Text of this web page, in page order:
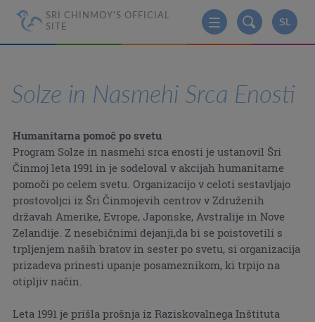
SRI CHINMOY'S OFFICIAL
SITE
SL
Solze in Nasmehi Srca Enosti
Humanitarna pomoč po svetu
Program Solze in nasmehi srca enosti je ustanovil Šri
Činmoj leta 1991 in je sodeloval v akcijah humanitarne
pomoči po celem svetu. Organizacijo v celoti sestavljajo
prostovoljci iz Šri Činmojevih centrov v Združenih
državah Amerike, Evrope, Japonske, Avstralije in Nove
Zelandije. Z nesebičnimi dejanji,da bi se poistovetili s
trpljenjem naših bratov in sester po svetu, si organizacija
prizadeva prinesti upanje posameznikom, ki trpijo na
otipljiv način.
Leta 1991 je prišla prošnja iz Raziskovalnega Inštituta